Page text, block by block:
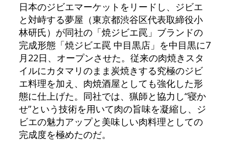
日本のジビエマーケットをリードし、ジビエ
と対峙する夢屋（東京都渋谷区代表取締役小
林研氏）が同社の「焼ジビエ罠」ブランドの
完成形態「焼ジビエ罠 中目黒店」を中目黒に7
月22日、オープンさせた。従来の肉焼きスタ
イルにカタマリのまま炭焼きする究極のジビ
エ料理を加え、肉焼酒屋としても強化した形
態に仕上げた。同社では、猟師と協力し“寝か
せ”という技術を用いて肉の旨味を凝縮し、ジ
ビエの魅力アップと美味しい肉料理としての
完成度を極めたのだ。